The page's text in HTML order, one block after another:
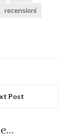
recensioni
Post